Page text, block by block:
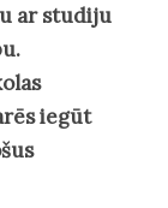
ar studiju
iegūt